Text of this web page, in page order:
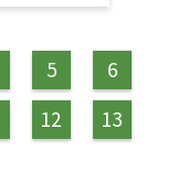
5
6
12
13